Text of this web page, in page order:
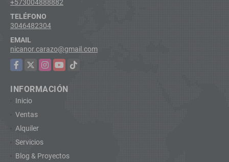
+573004888882
TELÉFONO
3046482304
EMAIL
nicanor.carazo@gmail.com
Facebook
X Instagram
YouTubeTikTok
INFORMACIÓN
Inicio
Ventas
Alquiler
Servicios
Blog & Proyectos